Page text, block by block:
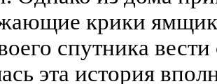
крики
спутника
эта история